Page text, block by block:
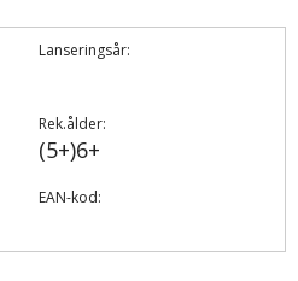
Lanseringsår:
Rek.ålder:
(5+)6+
EAN-kod: